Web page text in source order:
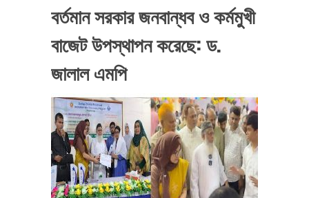
বর্তমান সরকার জনবান্ধব ও কর্মমুখী
বাজেট উপস্থাপন করেছে: ড.
জালাল এমপি